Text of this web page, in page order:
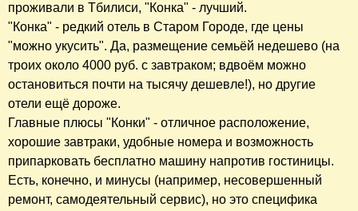
проживали в Тбилиси, "Конка" - лучший.
"Конка" - редкий отель в Старом Городе, где цены
"можно укусить". Да, размещение семьёй недешево (на
троих около 4000 руб. с завтраком; вдвоём можно
остановиться почти на тысячу дешевле!), но другие
отели ещё дороже.
Главные плюсы "Конки" - отличное расположение,
хорошие завтраки, удобные номера и возможность
припарковать бесплатно машину напротив гостиницы.
Есть, конечно, и минусы (например, несовершенный
ремонт, самодеятельный сервис), но это специфика